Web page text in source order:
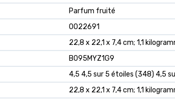
‎Parfum fruité
‎0022691
‎22,8 x 22,1 x 7,4 cm; 1,1
‎B095MYZ1G9
4,5 4,5 sur 5 étoiles (348) 4,5
22,8 x 22,1 x 7,4 cm; 1,1